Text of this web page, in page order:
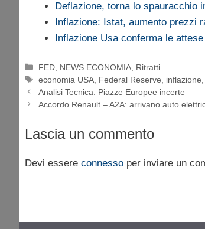
Deflazione, torna lo spauracchio
Inflazione: Istat, aumento prezzi
Inflazione Usa conferma le attese
Categorie
FED NEWS ECONOMIA Ritratti
Tag
economia USA Federal Reserve inflazione
Analisi Tecnica: Piazze Europee incerte
Accordo Renault – A2A: arrivano auto
Lascia un commento
Devi essere connesso per inviare un